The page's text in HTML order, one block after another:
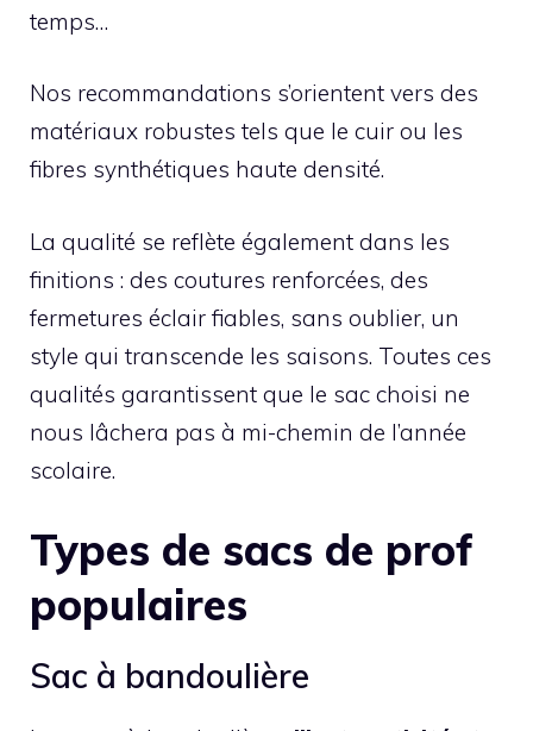
temps…
Nos recommandations s’orientent vers des
matériaux robustes tels que le cuir ou les
fibres synthétiques haute densité.
La qualité se reflète également dans les
finitions : des coutures renforcées, des
fermetures éclair fiables, sans oublier, un
style qui transcende les saisons. Toutes ces
qualités garantissent que le sac choisi ne
nous lâchera pas à mi-chemin de l’année
scolaire.
Types de sacs de prof
populaires
Sac à bandoulière